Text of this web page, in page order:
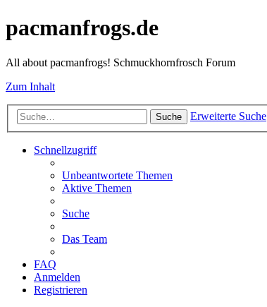
pacmanfrogs.de
All about pacmanfrogs! Schmuckhornfrosch Forum
Zum Inhalt
Suche Erweiterte Suche
Schnellzugriff
Unbeantwortete Themen
Aktive Themen
Suche
Das Team
FAQ
Anmelden
Registrieren